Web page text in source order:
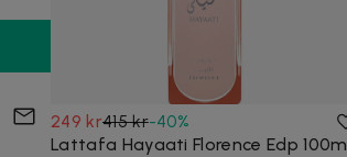
249 kr415 kr-40%
Lattafa Hayaati Florence Edp 100ml